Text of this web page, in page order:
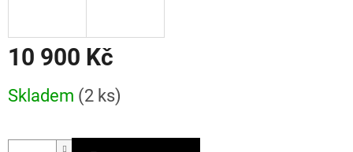
10 900 Kč
cena:
Skladem (2 ks)